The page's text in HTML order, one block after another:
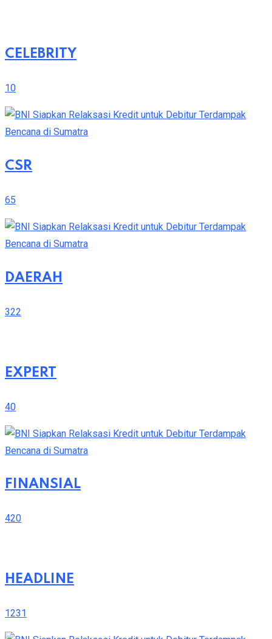
CELEBRITY
10
CSR
65
DAERAH
322
EXPERT
40
FINANSIAL
420
HEADLINE
1231